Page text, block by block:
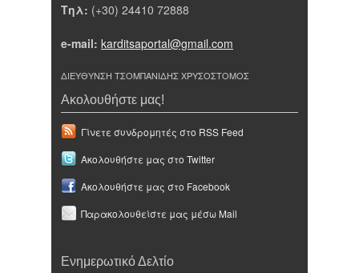
Τηλ: (+30) 24410 72888
e-mail: karditsaportal@gmail.com
ΔΙΕΥΘΥΝΣΗ ΤΣΟΜΠΑΝΙΔΗΣ ΧΡΥΣΟΣΤΟΜΟΣ
Ακολουθήστε μας!
Γίνετε συνδρομητές στο RSS Feed
Ακολουθήστε μας στο Twitter
Ακολουθήστε μας στο Facebook
Παρακολουθείστε μας μέσω Mail
Ενημερωτικό Δελτίο